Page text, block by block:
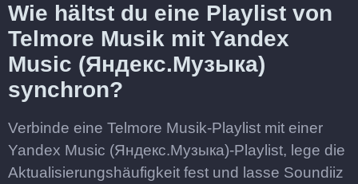
Wie hältst du eine Playlist von
Telmore Musik mit Yandex
Music (Яндекс.Музыка)
synchron?
Verbinde eine Telmore Musik-Playlist mit einer
Yandex Music (Яндекс.Музыка)-Playlist, lege die
Aktualisierungshäufigkeit fest und lasse Soundiiz